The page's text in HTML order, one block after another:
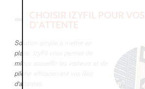
CHOISIR IZYFIL POUR
D'ATTENTE
Solution simple à mettre en
place, IzyFil vous permet de
mieux accueillir les visiteurs et de
piloter efficacement vos files
d'attentes.